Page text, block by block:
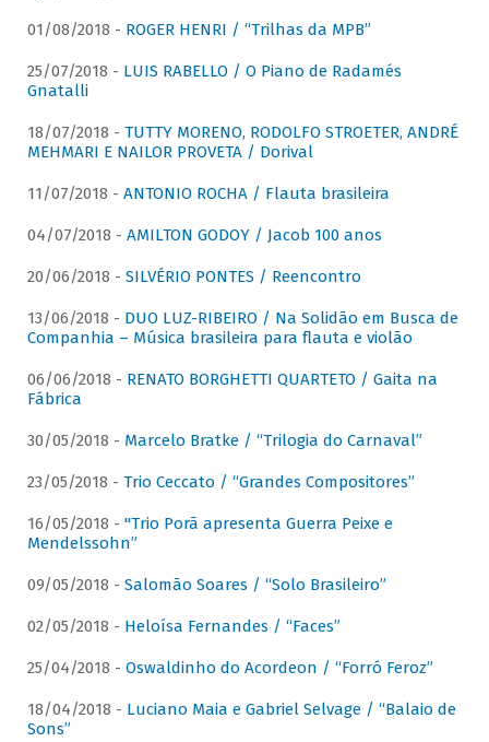
01/08/2018 - ROGER HENRI / “Trilhas da MPB”
25/07/2018 - LUIS RABELLO / O Piano de Radamés
Gnatalli
18/07/2018 - TUTTY MORENO, RODOLFO STROETER, ANDRÉ
MEHMARI E NAILOR PROVETA / Dorival
11/07/2018 - ANTONIO ROCHA / Flauta brasileira
04/07/2018 - AMILTON GODOY / Jacob 100 anos
20/06/2018 - SILVÉRIO PONTES / Reencontro
13/06/2018 - DUO LUZ-RIBEIRO / Na Solidão em Busca de
Companhia – Música brasileira para flauta e violão
06/06/2018 - RENATO BORGHETTI QUARTETO / Gaita na
Fábrica
30/05/2018 - Marcelo Bratke / “Trilogia do Carnaval”
23/05/2018 - Trio Ceccato / “Grandes Compositores”
16/05/2018 - "Trio Porã apresenta Guerra Peixe e
Mendelssohn”
09/05/2018 - Salomão Soares / “Solo Brasileiro”
02/05/2018 - Heloísa Fernandes / “Faces”
25/04/2018 - Oswaldinho do Acordeon / “Forró Feroz”
18/04/2018 - Luciano Maia e Gabriel Selvage / “Balaio de
Sons”